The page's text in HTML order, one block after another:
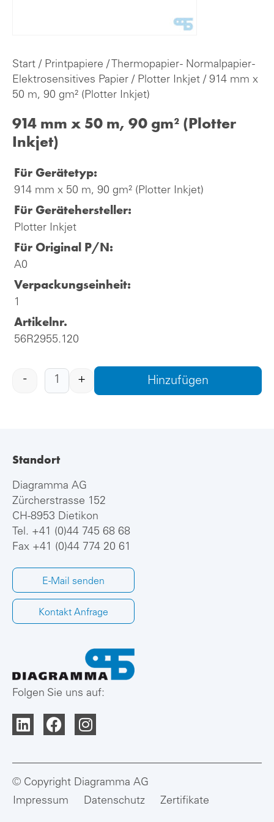
Start / Printpapiere / Thermopapier - Normalpapier -
Elektrosensitives Papier / Plotter Inkjet / 914 mm x
50 m, 90 gm² (Plotter Inkjet)
914 mm x 50 m, 90 gm² (Plotter
Inkjet)
Für Gerätetyp:
914 mm x 50 m, 90 gm² (Plotter Inkjet)
Für Gerätehersteller:
Plotter Inkjet
Für Original P/N:
A0
Verpackungseinheit:
1
Artikelnr.
56R2955.120
- + Hinzufügen
Standort
Diagramma AG
Zürcherstrasse 152
CH-8953 Dietikon
Tel. +41 (0)44 745 68 68
Fax +41 (0)44 774 20 61
E-Mail senden
Kontakt Anfrage
Folgen Sie uns auf:
© Copyright Diagramma AG
Impressum
Datenschutz Zertifikate